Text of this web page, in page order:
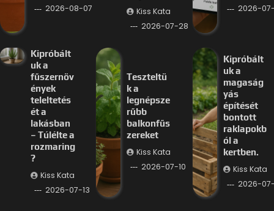
2026-08-07
Kiss Kata
2026-07-28
2026-
Kipróbált
uk a
fűszernöv
ények
teleltetés
ét a
lakásban
– Túlélte a
rozmaring
?
Kiss Kata
2026-07-13
Teszteltü
k a
legnépsze
rűbb
balkonfűs
zereket
Kiss Kata
2026-07-10
Kipróbált
uk a
magaság
yás
építését
bontott
raklapokb
ól a
kertben.
Kiss Kata
2026-